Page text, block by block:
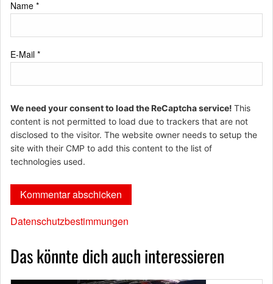
Name *
E-Mail *
We need your consent to load the ReCaptcha service! This
content is not permitted to load due to trackers that are not
disclosed to the visitor. The website owner needs to setup the
site with their CMP to add this content to the list of
technologies used.
Datenschutzbestimmungen
Das könnte dich auch interessieren